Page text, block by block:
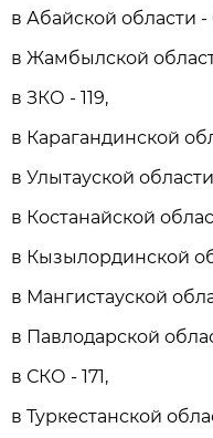
в Абайской области -
в Жамбылской
в ЗКО - 119,
в Карагандинской
в Улытауской области
в Костанайской
в Кызылординской
в Мангистауской
в Павлодарской
в СКО - 171,
в Туркестанской